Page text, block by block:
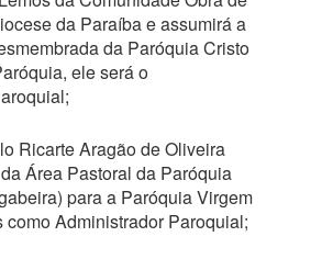
da Paraíba e assumirá a
da Paróquia Cristo
ele será o
Ricarte Aragão de Oliveira
Área Pastoral da Paróquia
para a Paróquia Virgem
como Administrador Paroquial;